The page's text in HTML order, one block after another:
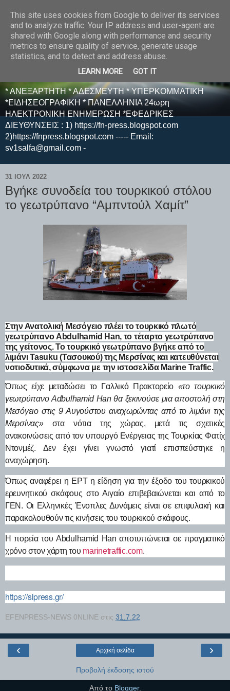
E F E N P R E S S -
ΗΛΕΚΤΡΟΝΙΚΗ
ΕΦΗΜΕΡΙΔΑ
* ΑΝΕΞΑΡΤΗΤΗ * ΑΔΕΣΜΕΥΤΗ * ΥΠΕΡΚΟΜΜΑΤΙΚΗ
*ΕΙΔΗΣΕΟΓΡΑΦΙΚΗ * ΠΑΝΕΛΛΗΝΙΑ 24ωρη
ΗΛΕΚΤΡΟΝΙΚΗ ΕΝΗΜΕΡΩΣΗ *ΕΦΕΔΡΙΚΕΣ
ΔΙΕΥΘΥΝΣΕΙΣ : 1) https://fn-press.blogspot.com
2)https://fnpress.blogspot.com ----- Email:
sv1salfa@gmail.com -
31 ΙΟΥΛ 2022
Βγήκε συνοδεία του τουρκικού στόλου
το γεωτρύπανο “Αμπντούλ Χαμίτ”
Στην Ανατολική Μεσόγειο πλέει το τουρκικό πλωτό
γεωτρύπανο Abdulhamid Han, το τέταρτο γεωτρύπανο
της γείτονος. Το τουρκικό γεωτρύπανο βγήκε από το
λιμάνι Tasuku (Τασουκού) της Μερσίνας και κατευθύνεται
νοτιοδυτικά, σύμφωνα με την ιστοσελίδα Marine Traffic.
Όπως είχε μεταδώσει το Γαλλικό Πρακτορείο «το τουρκικό
γεωτρύπανο Adbulhamid Han θα ξεκινούσε μια αποστολή στη
Μεσόγειο στις 9 Αυγούστου αναχωρώντας από το λιμάνι της
Μερσίνας»στα νότια της χώρας, μετά τις σχετικές
ανακοινώσεις από τον υπουργό Ενέργειας της Τουρκίας Φατίχ
Ντονμέζ. Δεν έχει γίνει γνωστό γιατί επισπεύστηκε η
αναχώρηση.
Όπως αναφέρει η ΕΡΤ η είδηση για την έξοδο του τουρκικού
ερευνητικού σκάφους στο Αιγαίο επιβεβαιώνεται και από το
ΓΕΝ. Οι Ελληνικές Ένοπλες Δυνάμεις είναι σε επιφυλακή και
παρακολουθούν τις κινήσεις του τουρκικού σκάφους.
Η πορεία του Abdulhamid Han αποτυπώνεται σε πραγματικό
χρόνο στον χάρτη του marinetraffic.com.
https://slpress.gr/
EFENPRESS-NEWS 0NLINE στις 31.7.22
‹ ›
Αρχική σελίδα
Προβολή έκδοσης ιστού
Από το Blogger.
This site uses cookies from Google to deliver its services
and to analyze traffic. Your IP address and user-agent are
shared with Google along with performance and security
metrics to ensure quality of service, generate usage
statistics, and to detect and address abuse.
LEARN MORE GOT IT